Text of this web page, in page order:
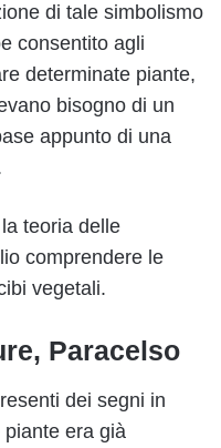
di tale simbolismo
consentito agli
determinate piante,
bisogno di un
appunto di una
teoria delle
comprendere le
vegetali.
Paracelso
dei segni in
era già